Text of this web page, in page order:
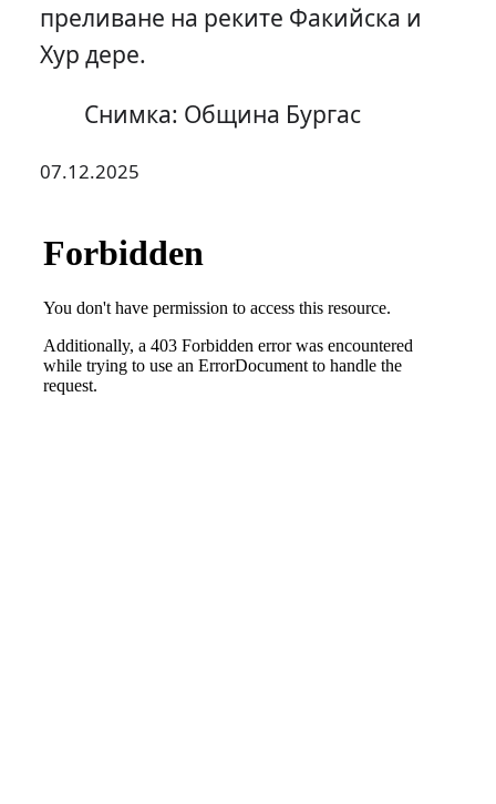
преливане на реките Факийска и
Хур дере.
Снимка: Община Бургас
07.12.2025